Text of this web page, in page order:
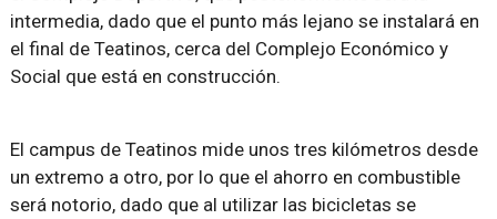
intermedia, dado que el punto más lejano se instalará en
el final de Teatinos, cerca del Complejo Económico y
Social que está en construcción.
El campus de Teatinos mide unos tres kilómetros desde
un extremo a otro, por lo que el ahorro en combustible
será notorio, dado que al utilizar las bicicletas se